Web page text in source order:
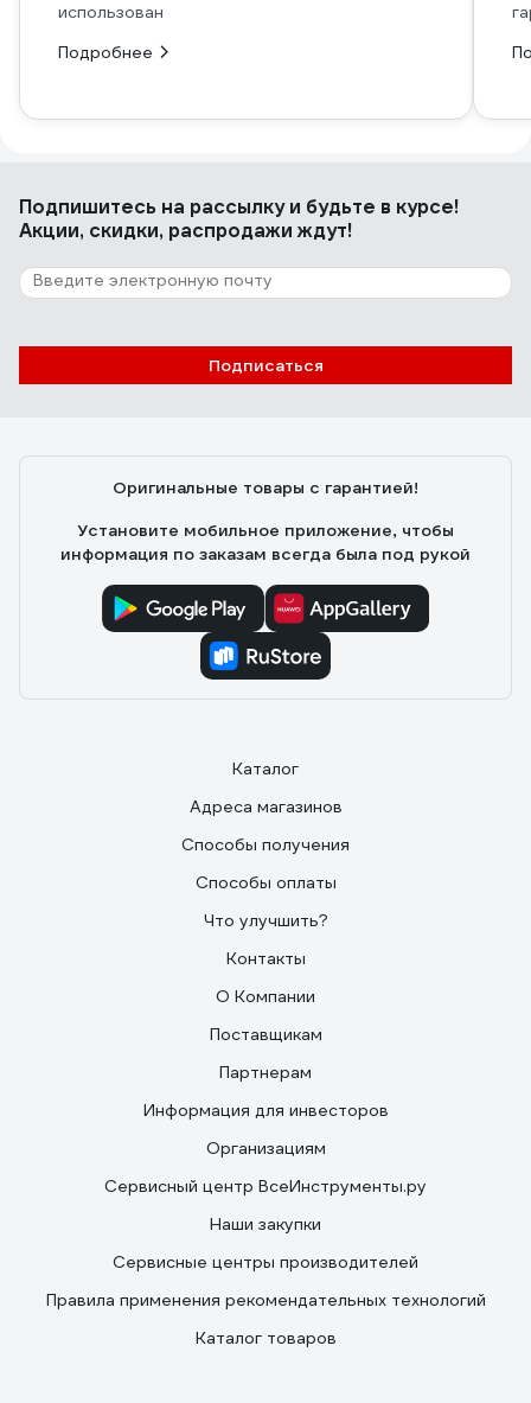
использован
Подробнее
Подпишитесь на рассылкуи будьте в курсе!
Акции, скидки, распродажи ждут!
Подписаться
Оригинальные товары с гарантией!
Установите мобильное приложение, чтобы
информация по заказам всегда была под рукой
Каталог
Адреса магазинов
Способы получения
Способы оплаты
Что улучшить?
Контакты
О Компании
Поставщикам
Партнерам
Информация для инвесторов
Организациям
Сервисный центр ВсеИнструменты.ру
Наши закупки
Сервисные центры производителей
Правила применения рекомендательных технологий
Каталог товаров